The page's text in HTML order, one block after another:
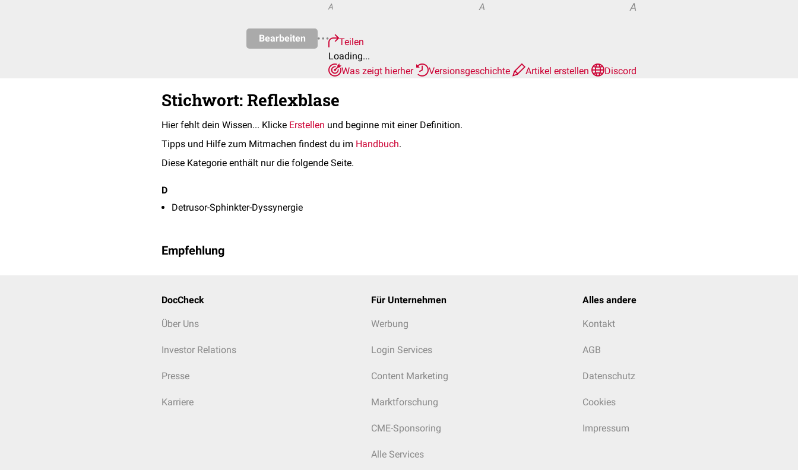
Bearbeiten
A A A
Teilen
Loading...
Was zeigt hierher
Versionsgeschichte Artikel erstellen Discord
Stichwort: Reflexblase
Hier fehlt dein Wissen... Klicke Erstellen und beginne mit einer Definition.
Tipps und Hilfe zum Mitmachen findest du im Handbuch.
Diese Kategorie enthält nur die folgende Seite.
D
Detrusor-Sphinkter-Dyssynergie
Empfehlung
DocCheck
Über Uns
Investor Relations
Presse
Karriere
Für Unternehmen
Werbung
Login Services
Content Marketing
Marktforschung
CME-Sponsoring
Alle Services
Alles andere
Kontakt
AGB
Datenschutz
Cookies
Impressum